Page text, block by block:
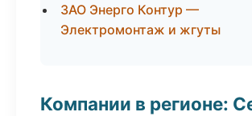
ЗАО Энерго Контур —
Электромонтаж и жгуты
Компании в регионе: